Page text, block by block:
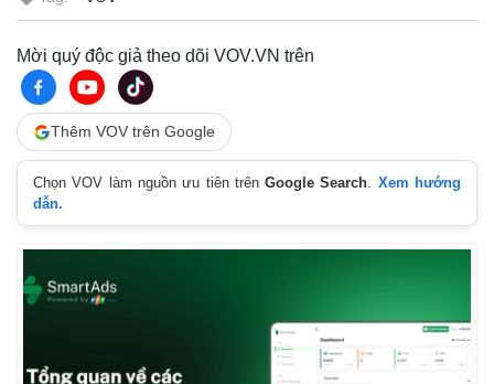
Mời quý độc giả theo dõi VOV.VN trên
Thêm VOV trên Google
Chọn VOV làm nguồn ưu tiên trênGoogle Search. Xem hướng
dẫn.